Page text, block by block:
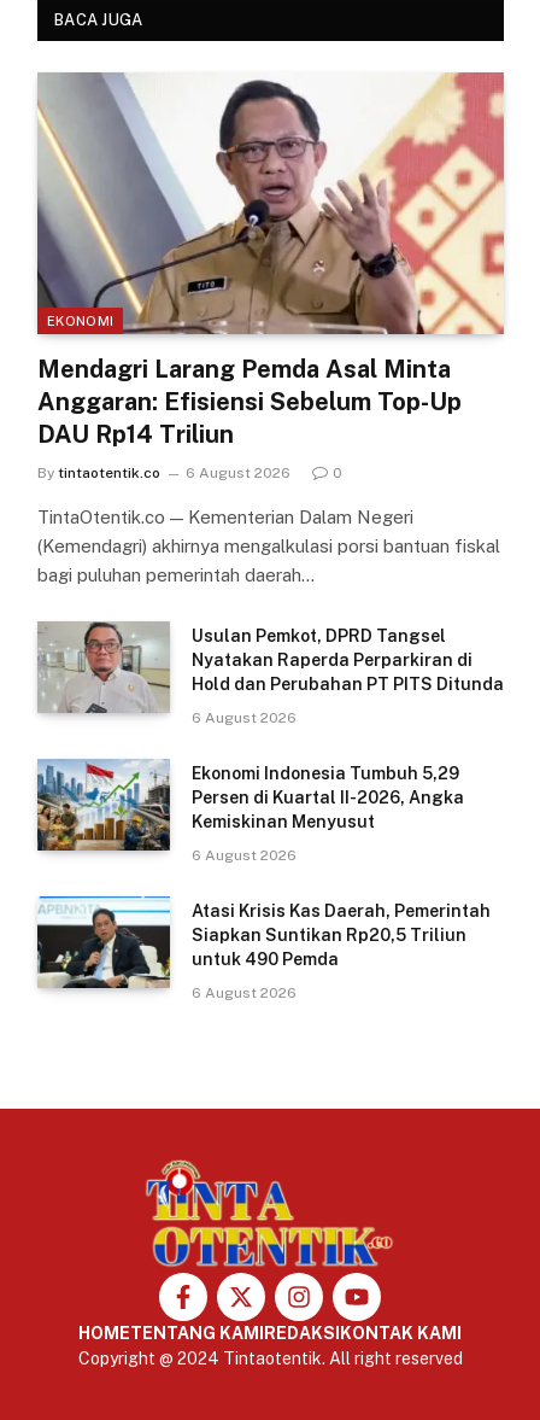
BACA JUGA
EKONOMI
Mendagri Larang Pemda Asal Minta
Anggaran: Efisiensi Sebelum Top-Up
DAU Rp14 Triliun
By tintaotentik.co 6 August 2026 0
TintaOtentik.co — Kementerian Dalam Negeri
(Kemendagri) akhirnya mengalkulasi porsi bantuan fiskal
bagi puluhan pemerintah daerah…
Usulan Pemkot, DPRD Tangsel
Nyatakan Raperda Perparkiran di
Hold dan Perubahan PT PITS Ditunda
6 August 2026
Ekonomi Indonesia Tumbuh 5,29
Persen di Kuartal II-2026, Angka
Kemiskinan Menyusut
6 August 2026
Atasi Krisis Kas Daerah, Pemerintah
Siapkan Suntikan Rp20,5 Triliun
untuk 490 Pemda
6 August 2026
HOMETENTANG KAMI REDAKSI KONTAK KAMI
Copyright @ 2024 Tintaotentik. All right reserved